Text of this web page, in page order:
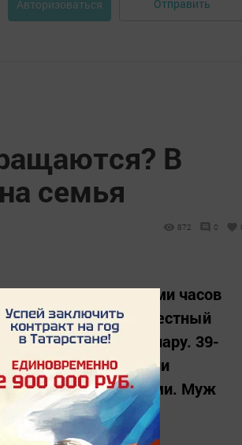
Авторизоваться Отправить
В
семья
872 0
Вчера около восьми часов
Октябрьском неизвестный
в супружескую пару. 39-
бизнесмены) были
ранениями. Муж